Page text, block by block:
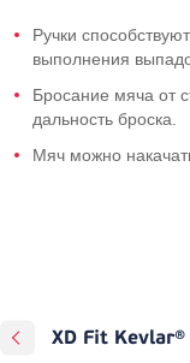
Ручки
выполнения
Бросание мяча от
дальность броска.
Мяч можно
XD Fit Kevlar®